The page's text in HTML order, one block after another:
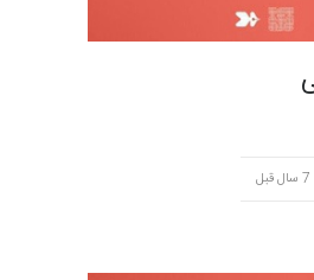
7 سال قبل